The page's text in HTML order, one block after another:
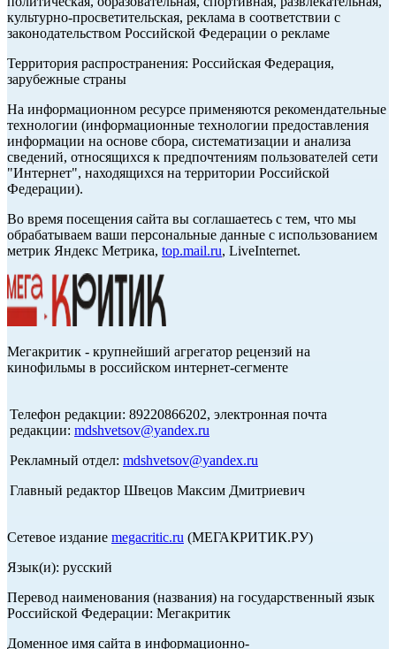
культурно-просветительская, реклама в соответствии с
законодательством Российской Федерации о рекламе
Территория распространения: Российская Федерация,
зарубежные страны
На информационном ресурсе применяются рекомендательные
технологии (информационные технологии предоставления
информации на основе сбора, систематизации и анализа
сведений, относящихся к предпочтениям пользователей сети
"Интернет", находящихся на территории Российской
Федерации).
Во время посещения сайта вы соглашаетесь с тем, что мы
обрабатываем ваши персональные данные с использованием
метрик Яндекс Метрика, top.mail.ru, LiveInternet.
Мегакритик - крупнейший агрегатор рецензий на
кинофильмы в российском интернет-сегменте
Телефон редакции: 89220866202, электронная почта
редакции: mdshvetsov@yandex.ru
Рекламный отдел: mdshvetsov@yandex.ru
Главный редактор Швецов Максим Дмитриевич
Сетевое издание megacritic.ru (МЕГАКРИТИК.РУ)
Язык(и): русский
Перевод наименования (названия) на государственный язык
Российской Федерации: Мегакритик
Доменное имя сайта в информационно-